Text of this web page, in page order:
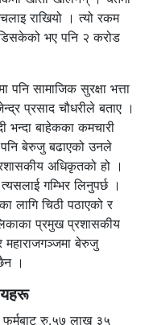
राखियो । त्यो रकम
भए पनि २ करोड
सामाजिक सुरक्षा भत्ता
प्रसाद चौधरीले बताए ।
भन्दा बाहेकका कमचारी
पनि बेरुजु बढाएको उनले
अधिकृतको हो ।
गम्भिर लिनुपर्छ ।
लागि चिठी पठाएको र
प्रमुख प्रशासकीय
महाराजगञ्जमा बेरुजु
।
रु.५७ लाख ३५